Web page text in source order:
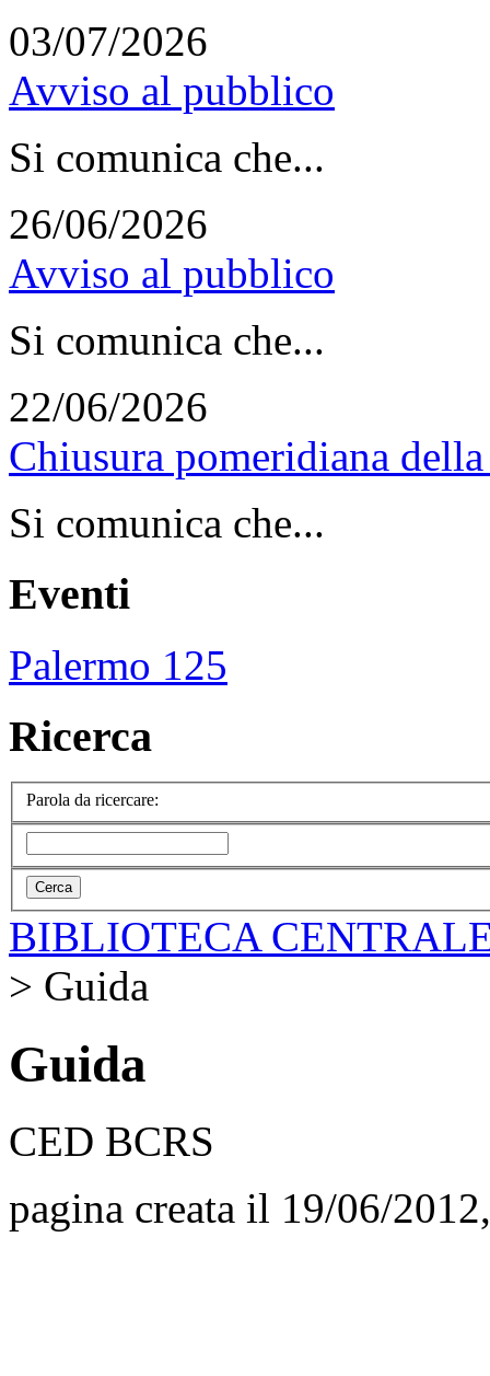
03/07/2026
Avviso al pubblico
Si comunica che...
26/06/2026
Avviso al pubblico
Si comunica che...
22/06/2026
Chiusura pomeridiana
Si comunica che...
Eventi
Palermo 125
Ricerca
Parola da ricercare:
BIBLIOTECA
> Guida
Guida
CED BCRS
pagina creata il 19/06/